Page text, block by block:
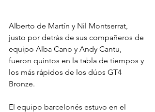
Alberto de Martín y Nil Montserrat,
justo por detrás de sus compañeros de
equipo Alba Cano y Andy Cantu,
fueron quintos en la tabla de tiempos y
los más rápidos de los dúos GT4
Bronze.
El equipo barcelonés estuvo en el